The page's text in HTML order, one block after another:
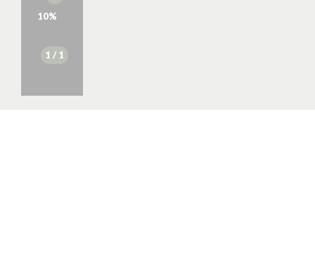
10%
1 / 1